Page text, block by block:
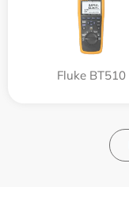
Fluke BT510